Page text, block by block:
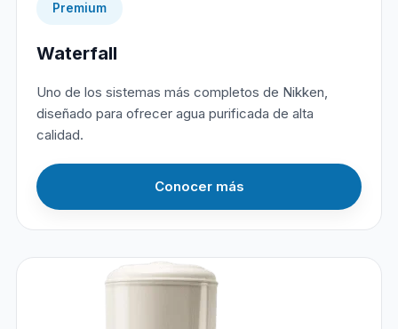
Premium
Waterfall
Uno de los sistemas más completos de Nikken,
diseñado para ofrecer agua purificada de alta
calidad.
Conocer más